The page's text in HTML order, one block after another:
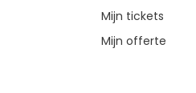
Mijn tickets
Mijn offerte